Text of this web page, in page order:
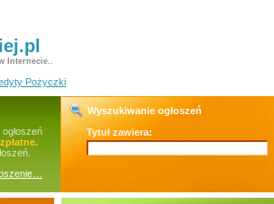
Internecie..
Pożyczki
Wyszukiwanie ogłoszeń
Tytuł zawiera: